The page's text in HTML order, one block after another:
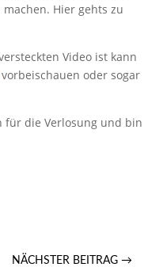
Hier gehts zu
Video ist kann
vorbeischauen oder sogar
für die Verlosung und bin
NÄCHSTER BEITRAG →